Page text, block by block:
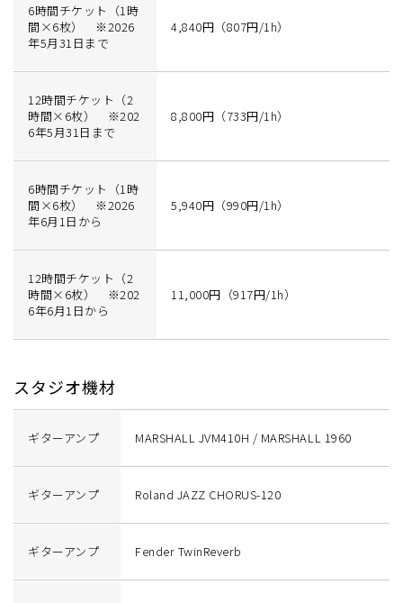
6時間チケット（1時
間×6枚） ※2026
年5月31日まで
4,840円（807円/1h）
12時間チケット（2
時間×6枚） ※202
6年5月31日まで
8,800円（733円/1h）
6時間チケット（1時
間×6枚） ※2026
年6月1日から
5,940円（990円/1h）
12時間チケット（2
時間×6枚） ※202
6年6月1日から
11,000円（917円/1h）
スタジオ機材
ギターアンプ MARSHALL JVM410H / MARSHALL 1960
ギターアンプ Roland JAZZ CHORUS-120
ギターアンプ Fender TwinReverb